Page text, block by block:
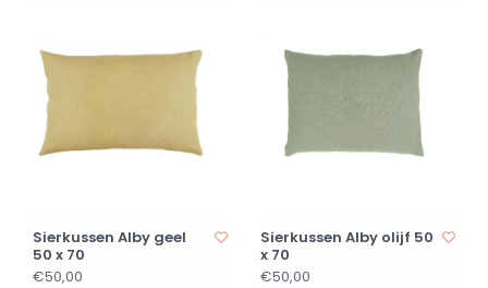
Sierkussen Alby geel
50 x 70
€50,00
Sierkussen Alby olijf 50
x 70
€50,00